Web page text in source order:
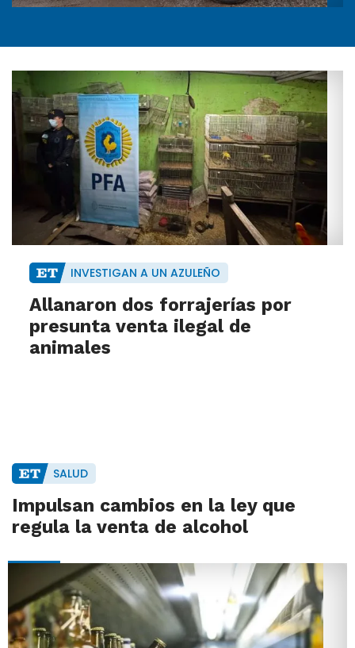
INVESTIGAN A UN AZULEÑO
Allanaron dos forrajerías por
presunta venta ilegal de
animales
SALUD
Impulsan cambios en la ley que
regula la venta de alcohol